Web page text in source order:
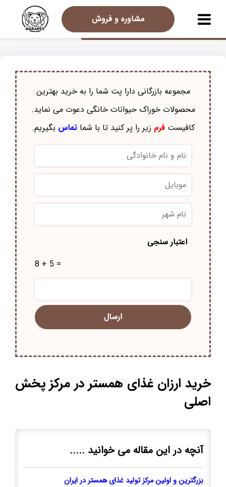
مشاوره و فروش
مجموعه بازرگانی دارا پت شما را به خرید بهترین
محصولات خوراک حيوانات خانگی دعوت می نماید.
کافیستفرم زیر را پر کنید تا با شماتماس بگیریم.
نام
و
خانوادگی
موبایل
نام
شهر
*
اعتبار سنجی
8 + 5 =
خرید ارزان غذای همستر در مرکز پخش
اصلی
آنچه در این مقاله می خوانید .....
بزرگترین و اولین مرکز تولید غذای همستر در ایران